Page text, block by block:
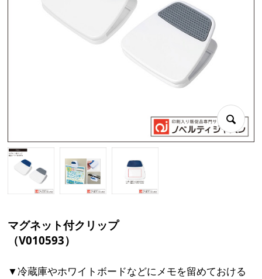
マグネット付クリップ
（V010593）
▼冷蔵庫やホワイトボードなどにメモを留めておける